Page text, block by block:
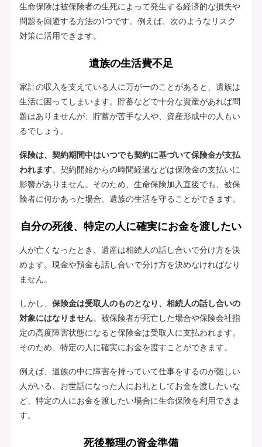
生命保険は被保険者の生死によって発生する経済的な損失や
問題を回避する方法の1つです。例えば、次のようなリスク
対策に活用できます。
遺族の生活費不足
家計の収入を支えている人に万が一のことがあると、遺族は
生活に困ってしまいます。貯蓄などで十分な資産があれば問
題はありませんが、貯蓄が苦手な人や、資産形成中の人もい
るでしょう。
保険は、契約期間中はいつでも契約に基づいて保険金が支払
われます。契約開始からの時間経過などは保険金の支払いに
影響がありません。そのため、生命保険加入直後でも、被保
険者に何かあった場合、遺族の生活を守ることができます。
自分の死後、特定の人に確実にお金を渡したい
人が亡くなったとき、遺産は相続人の話し合いで分け方を決
めます。現金や預金も話し合いで分け方を決めなければなり
ません。
しかし、 保険金は受取人のものとなり、相続人の話し合いの
対象にはなりません。被保険者が死亡した場合や保険会社指
定の高度障害状態になると保険金は受取人に支払われます。
そのため、特定の人に確実にお金を渡すことができます。
例えば、遺族の中に障害を持っていて仕事をするのが難しい
人がいる、お世話になった人にお礼としてお金を渡したいな
ど、特定の人にお金を渡したい場合に生命保険を利用できま
す。
死後整理の資金準備